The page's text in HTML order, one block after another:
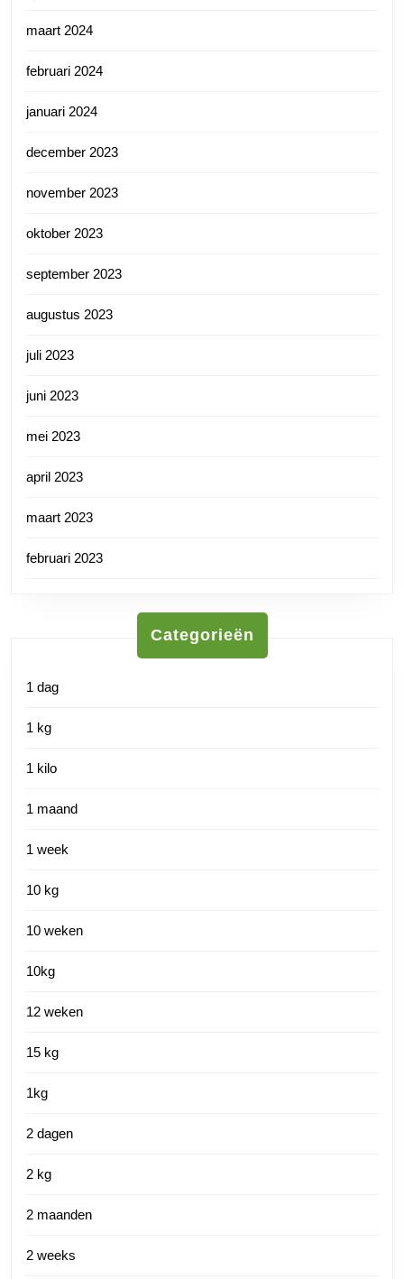
maart 2024
februari 2024
januari 2024
december 2023
november 2023
oktober 2023
september 2023
augustus 2023
juli 2023
juni 2023
mei 2023
april 2023
maart 2023
februari 2023
Categorieën
1 dag
1 kg
1 kilo
1 maand
1 week
10 kg
10 weken
10kg
12 weken
15 kg
1kg
2 dagen
2 kg
2 maanden
2 weeks